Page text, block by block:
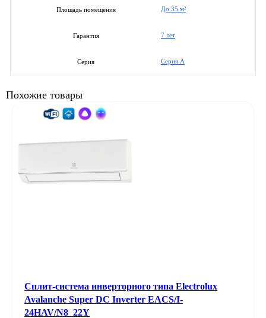
Площадь помещения До 35 м²
Гарантия 7 лет
Серия Серия А
Похожие товары
Сплит-система инверторного типа Electrolux
Avalanche Super DC Inverter EACS/I-
24HAV/N8_22Y